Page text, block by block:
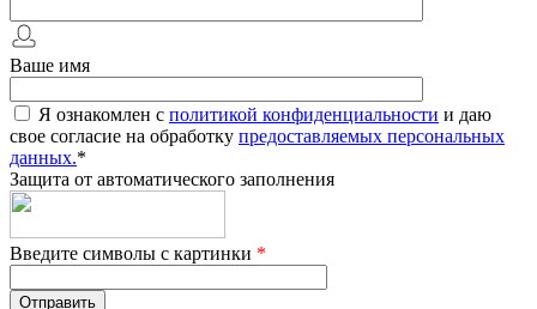
Ваше имя
Я ознакомлен с политикой конфиденциальности и даю
свое согласие на обработку предоставляемых персональных
данных.*
Защита от автоматического заполнения
Введите символы с картинки *